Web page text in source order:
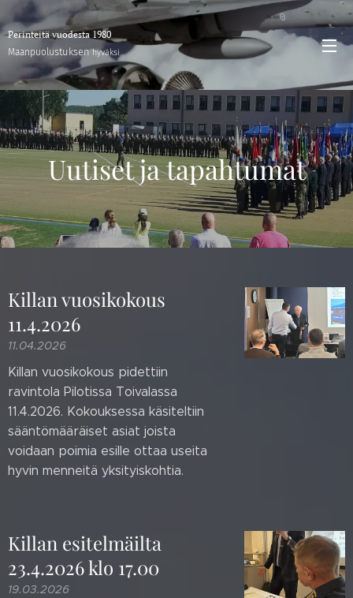
Perinteitä vuodesta 1980
Maanpuolustuksenhyväksi
Uutiset ja tapahtumat
Killan vuosikokous
11.4.2026
11.04.2026
Killan vuosikokous pidettiin
ravintola Pilotissa Toivalassa
11.4.2026. Kokouksessa käsiteltiin
sääntömääräiset asiat joista
voidaan poimia esille ottaa useita
hyvin menneitä yksityiskohtia.
Killan esitelmäilta
23.4.2026 klo 17.00
19.03.2026